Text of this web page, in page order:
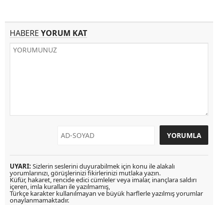
HABERE YORUM KAT
UYARI: Sizlerin seslerini duyurabilmek için konu ile alakalı
yorumlarınızı, görüşlerinizi fikirlerinizi mutlaka yazın.
Küfür, hakaret, rencide edici cümleler veya imalar, inançlara saldırı
içeren, imla kuralları ile yazılmamış,
Türkçe karakter kullanılmayan ve büyük harflerle yazılmış yorumlar
onaylanmamaktadır.